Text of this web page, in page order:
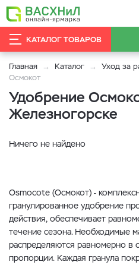
КАТАЛОГ ТОВАРОВ
Главная Каталог Уход за
Осмокот
Удобрение
Железногорске
Ничего не найдено
Osmocote (Осмокот) -
гранулированное удобрение
действия, обеспечивает
течение сезона. Необходимые
распределяются равномерно в
пропорции. Каждая гранула